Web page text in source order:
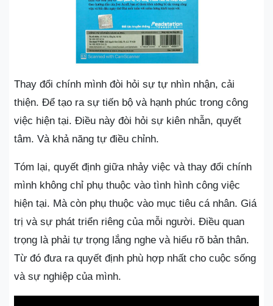
Thay đổi chính mình đòi hỏi sự tự nhìn nhận, cải
thiện. Để tạo ra sự tiến bộ và hạnh phúc trong công
việc hiện tại. Điều này đòi hỏi sự kiên nhẫn, quyết
tâm. Và khả năng tự điều chỉnh.
Tóm lại, quyết định giữa nhảy việc và thay đổi chính
mình không chỉ phụ thuộc vào tình hình công việc
hiện tại. Mà còn phụ thuộc vào mục tiêu cá nhân. Giá
trị và sự phát triển riêng của mỗi người. Điều quan
trọng là phải tự trọng lắng nghe và hiểu rõ bản thân.
Từ đó đưa ra quyết định phù hợp nhất cho cuộc sống
và sự nghiệp của mình.